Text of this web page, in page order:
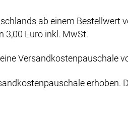
ab einem Bestellwert
3,00 Euro inkl. MwSt.
Versandkostenpauschale